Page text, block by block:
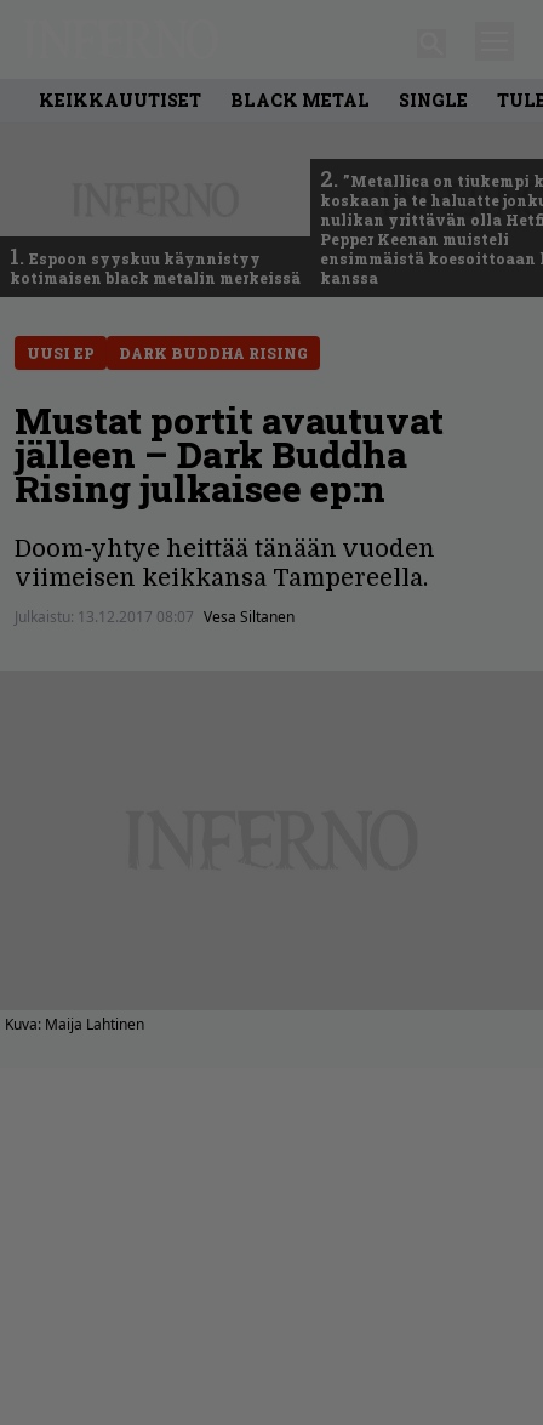
KEIKKAUUTISET BLACK METAL SINGLE
1. Espoon syyskuu käynnistyy
kotimaisen black metalin merkeissä
2. ”Metallica on tiukempi
koskaan ja te haluatte
nulikan yrittävän olla
Pepper Keenan muisteli
ensimmäistä
kanssa
UUSI EP DARK BUDDHA RISING
Mustat portit avautuvat
jälleen – Dark Buddha
Rising julkaisee ep:n
Doom-yhtye heittää tänään vuoden
viimeisen keikkansa Tampereella.
Julkaistu: 13.12.2017 08:07 Vesa Siltanen
Kuva: Maija Lahtinen